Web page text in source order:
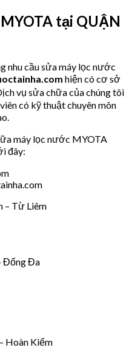
tại QUẬN
nhu cầu sửa máy lọc nước
hiện có cơ sở
vụ sửa chữa của chúng tôi
có kỹ thuật chuyên môn
máy lọc nước MYOTA
đây:
– Từ Liêm
Đống Đa
Hoàn Kiếm